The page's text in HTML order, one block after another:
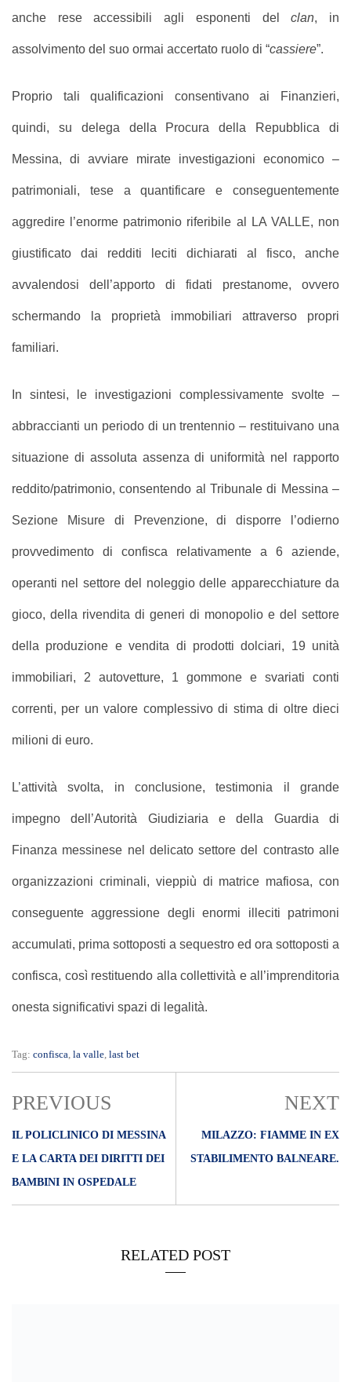
anche rese accessibili agli esponenti delclan, in
assolvimento del suo ormai accertato ruolo di “cassiere”.
Proprio tali qualificazioni consentivano ai Finanzieri,
quindi, su delega della Procura della Repubblica di
Messina, di avviare mirate investigazioni economico –
patrimoniali, tese a quantificare e conseguentemente
aggredire l’enorme patrimonio riferibile al LA VALLE, non
giustificato dai redditi leciti dichiarati al fisco, anche
avvalendosi dell’apporto di fidati prestanome, ovvero
schermando la proprietà immobiliari attraverso propri
familiari.
In sintesi, le investigazioni complessivamente svolte –
abbraccianti un periodo di un trentennio – restituivano una
situazione di assoluta assenza di uniformità nel rapporto
reddito/patrimonio, consentendo al Tribunale di Messina –
Sezione Misure di Prevenzione, di disporre l’odierno
provvedimento di confisca relativamente a 6 aziende,
operanti nel settore del noleggio delle apparecchiature da
gioco, della rivendita di generi di monopolio e del settore
della produzione e vendita di prodotti dolciari, 19 unità
immobiliari, 2 autovetture, 1 gommone e svariati conti
correnti, per un valore complessivo di stima di oltre dieci
milioni di euro.
L’attività svolta, in conclusione, testimonia il grande
impegno dell’Autorità Giudiziaria e della Guardia di
Finanza messinese nel delicato settore del contrasto alle
organizzazioni criminali, vieppiù di matrice mafiosa, con
conseguente aggressione degli enormi illeciti patrimoni
accumulati, prima sottoposti a sequestro ed ora sottoposti a
confisca, così restituendo alla collettività e all’imprenditoria
onesta significativi spazi di legalità.
Tag: confisca la valle last bet
PREVIOUS
IL POLICLINICO DI MESSINA
E LA CARTA DEI DIRITTI DEI
BAMBINI IN OSPEDALE
NEXT
MILAZZO: FIAMME IN EX
STABILIMENTO BALNEARE.
RELATED POST